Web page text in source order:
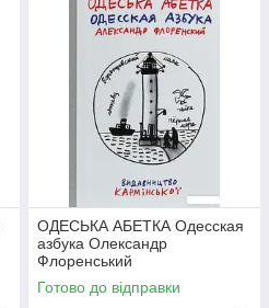
ОДЕСЬКА АБЕТКА Одесская
азбука Олександр
Флоренський
Готово до відправки